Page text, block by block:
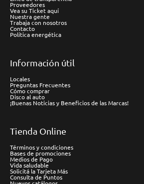
Proveedores
Vea su Ticket aquí
Nuestra gente
Trabaja con nosotros
Contacto
Política energética
Información útil
Locales
Preguntas Frecuentes
Cómo comprar
Disco al auto
¡Buenas Noticias y Beneficios de las Marcas!
Tienda Online
Términos y condiciones
Bases de promociones
Medios de Pago
Vida saludable
Solicitá la Tarjeta Más
Consulta de Puntos